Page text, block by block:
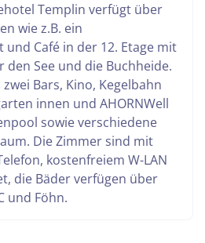
über Prenzlau,
auf eigene Faust zu
19. Jahrhundert und das
Herzöge. Erkunden Sie
die Stadt und ihre
Templin verfügt über
wie z.B. ein
Café in der 12. Etage mit
See und die Buchheide.
Bars, Kino, Kegelbahn
innen und AHORNWell
sowie verschiedene
Die Zimmer sind mit
kostenfreiem W-LAN
die Bäder verfügen über
und Föhn.